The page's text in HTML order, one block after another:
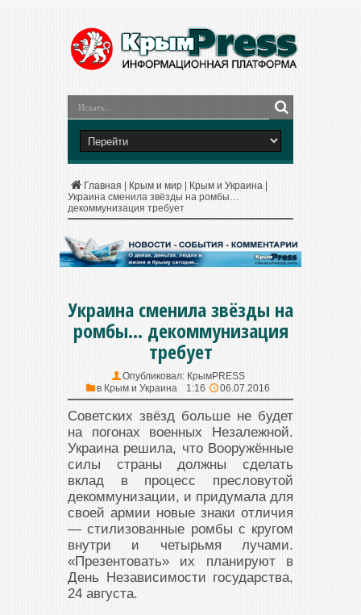
Главная Крым и мир Крым и Украина
Украина сменила звёзды на ромбы…
декоммунизация требует
Украина сменила звёзды на
ромбы… декоммунизация
требует
Опубликовал: КрымPRESS
в Крым и Украина 1:16 06.07.2016
Советских звёзд больше не будет
на погонах военных Незалежной.
Украина решила, что Вооружённые
силы страны должны сделать
вклад в процесс пресловутой
декоммунизации, и придумала для
своей армии новые знаки отличия
— стилизованные ромбы с кругом
внутри и четырьмя лучами.
«Презентовать» их планируют в
День Независимости государства,
24 августа.